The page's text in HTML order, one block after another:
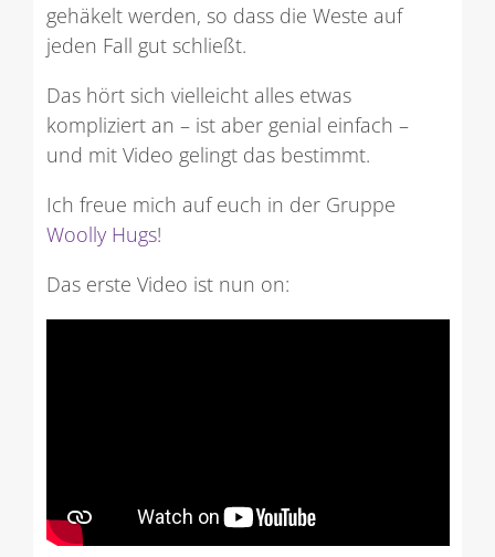
gehäkelt werden, so dass die Weste auf
jeden Fall gut schließt.
Das hört sich vielleicht alles etwas
kompliziert an – ist aber genial einfach –
und mit Video gelingt das bestimmt.
Ich freue mich auf euch in der Gruppe
Woolly Hugs!
Das erste Video ist nun on: